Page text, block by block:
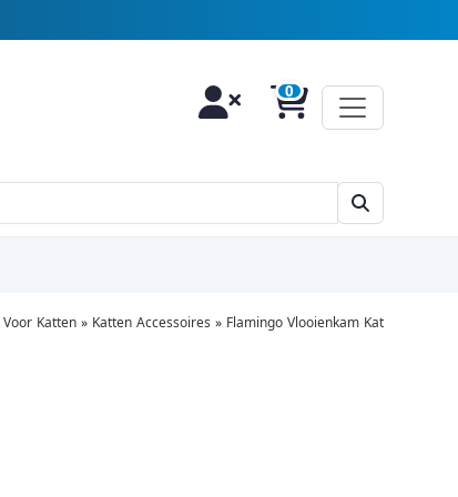
Voor Katten» Katten Accessoires » Flamingo Vlooienkam Kat